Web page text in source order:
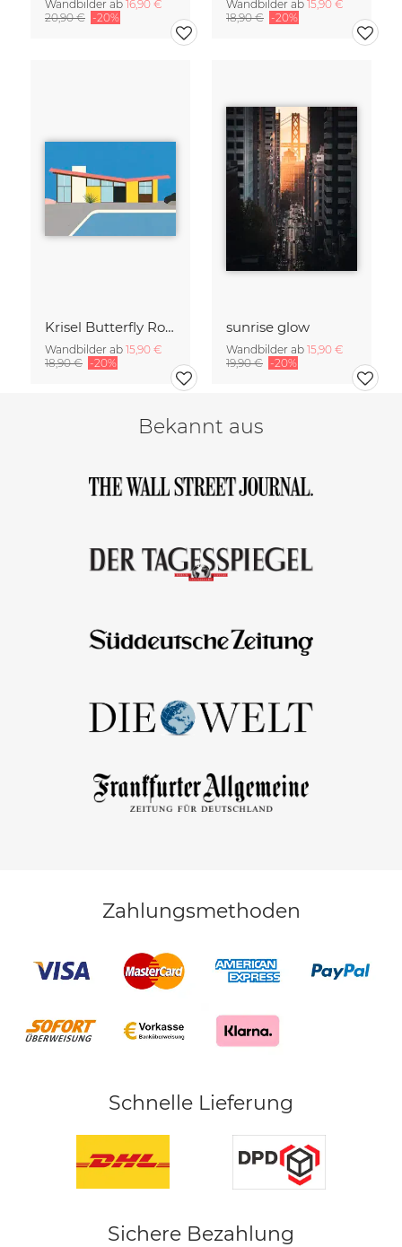
Wandbilder ab 16,90 €
20,90 € -20%
Wandbilder ab 15,90 €
18,90 € -20%
Krisel Butterfly Roof Palm Springs
Wandbilder ab 15,90 €
18,90 € -20%
sunrise glow
Wandbilder ab 15,90 €
19,90 € -20%
Bekannt aus
Zahlungsmethoden
Schnelle Lieferung
Sichere Bezahlung